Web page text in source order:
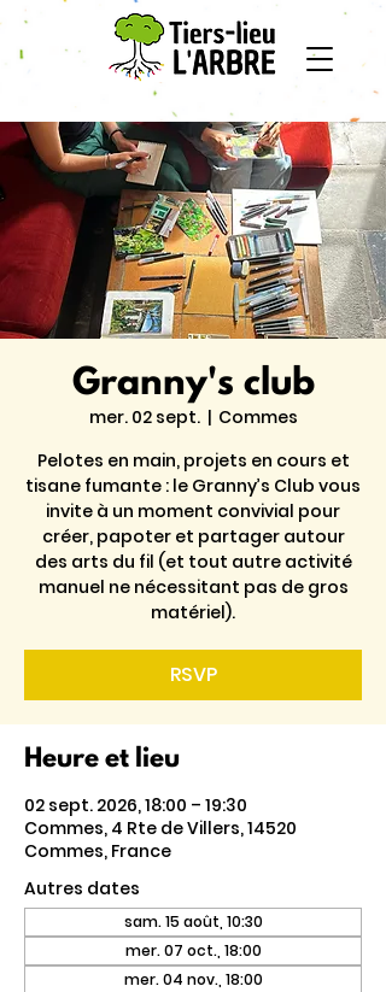
Granny's club
mer. 02 sept.
  |
Commes
Pelotes en main, projets en cours et
tisane fumante : le Granny’s Club vous
invite à un moment convivial pour
créer, papoter et partager autour
des arts du fil (et tout autre activité
manuel ne nécessitant pas de gros
matériel).
RSVP
Heure et lieu
02 sept. 2026, 18:00 – 19:30
Commes, 4 Rte de Villers, 14520
Commes, France
Autres dates
sam. 15 août, 10:30
mer. 07 oct., 18:00
mer. 04 nov., 18:00